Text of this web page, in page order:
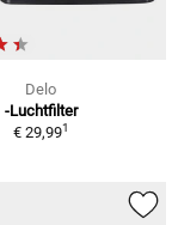
Delo
-Luchtfilter
€ 29,991